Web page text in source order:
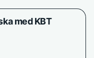
med KBT